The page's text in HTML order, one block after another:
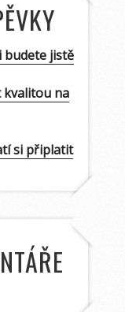
budete jistě
kvalitou na
si připlatit